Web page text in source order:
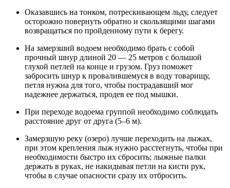
Оказавшись на тонком, потрескивающем льду, следует
осторожно повернуть обратно и скользящими шагами
возвращаться по пройденному пути к берегу.
На замерзший водоем необходимо брать с собой
прочный шнур длиной 20 — 25 метров с большой
глухой петлей на конце и грузом. Груз поможет
забросить шнур к провалившемуся в воду товарищу,
петля нужна для того, чтобы пострадавший мог
надежнее держаться, продев ее под мышки.
При переходе водоема группой необходимо соблюдать
расстояние друг от друга (5–6 м).
Замерзшую реку (озеро) лучше переходить на лыжах,
при этом крепления лыж нужно расстегнуть, чтобы при
необходимости быстро их сбросить; лыжные палки
держать в руках, не накидывая петли на кисти рук,
чтобы в случае опасности сразу их отбросить.